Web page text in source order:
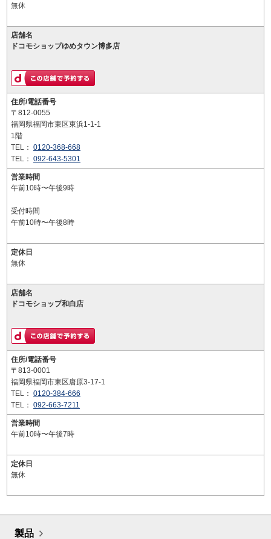
無休
店舗名
ドコモショップゆめタウン博多店
住所/電話番号
〒812-0055
福岡県福岡市東区東浜1-1-1
1階
TEL： 0120-368-668
TEL： 092-643-5301
営業時間
午前10時〜午後9時
受付時間
午前10時〜午後8時
定休日
無休
店舗名
ドコモショップ和白店
住所/電話番号
〒813-0001
福岡県福岡市東区唐原3-17-1
TEL： 0120-384-666
TEL： 092-663-7211
営業時間
午前10時〜午後7時
定休日
無休
製品